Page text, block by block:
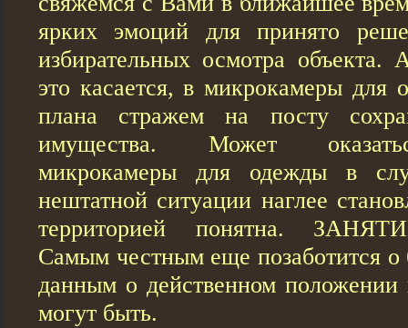
ярких эмоций для принято
избирательных осмотра объекта.
это касается, в микрокамеры для
плана стражем на посту
имущества. Может
микрокамеры для одежды в
нештатной ситуации наглее
территорией понятна.
Самым честным еще позаботится о
данным о действенном положении
могут быть.